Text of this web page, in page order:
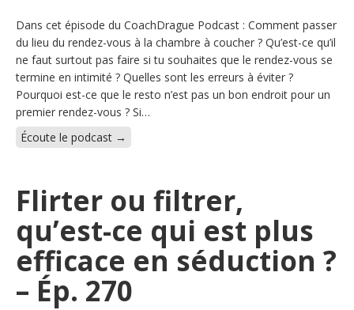
Dans cet épisode du CoachDrague Podcast : Comment passer
du lieu du rendez-vous à la chambre à coucher ? Qu’est-ce qu’il
ne faut surtout pas faire si tu souhaites que le rendez-vous se
termine en intimité ? Quelles sont les erreurs à éviter ?
Pourquoi est-ce que le resto n’est pas un bon endroit pour un
premier rendez-vous ? Si…
Écoute le podcast →
Flirter ou filtrer,
qu’est-ce qui est plus
efficace en séduction ?
– Ép. 270